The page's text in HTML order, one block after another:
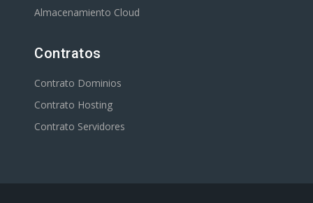
Almacenamiento Cloud
Contratos
Contrato Dominios
Contrato Hosting
Contrato Servidores